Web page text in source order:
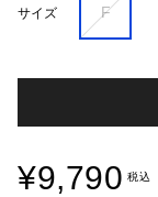
サイズ F
¥9,790 税込